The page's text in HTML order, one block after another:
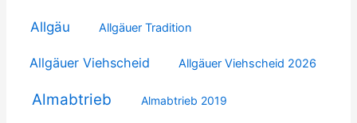
Allgäu Allgäuer Tradition
Allgäuer Viehscheid Allgäuer Viehscheid 2026
Almabtrieb Almabtrieb 2019